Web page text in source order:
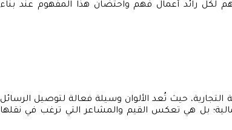
لكل رائد أعمال فهم واحتضان هذا المفهوم عند بناء
حيث تُعد الألوان وسيلة فعالة لتوصيل الرسائل
بل هي تعكس القيم والمشاعر التي ترغب في نقلها